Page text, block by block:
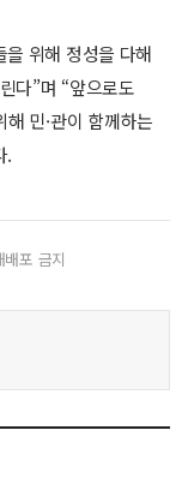
위해 정성을 다해
다”며 “앞으로도
민·관이 함께하는
.
포 금지